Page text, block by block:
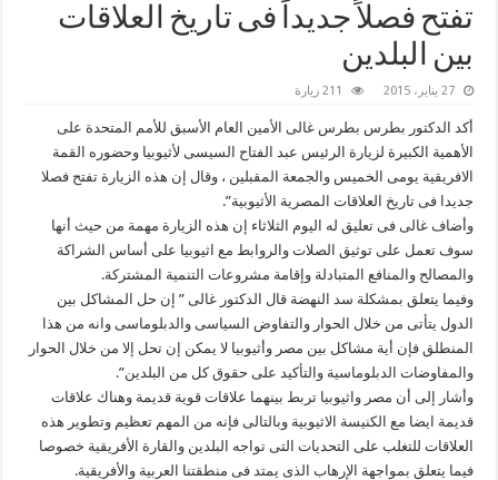
تفتح فصلاً جديداً فى تاريخ العلاقات
بين البلدين
27 يناير، 2015 211 زيارة
أكد الدكتور بطرس بطرس غالى الأمين العام الأسبق للأمم المتحدة على
الأهمية الكبيرة لزيارة الرئيس عبد الفتاح السيسى لأثيوبيا وحضوره القمة
الافريقية يومى الخميس والجمعة المقبلين ، وقال إن هذه الزيارة تفتح فصلا
جديدا فى تاريخ العلاقات المصرية الأثيوبية”.
وأضاف غالى فى تعليق له اليوم الثلاثاء إن هذه الزيارة مهمة من حيث أنها
سوف تعمل على توثيق الصلات والروابط مع اثيوبيا على أساس الشراكة
والمصالح والمنافع المتبادلة وإقامة مشروعات التنمية المشتركة.
وفيما يتعلق بمشكلة سد النهضة قال الدكتور غالى ” إن حل المشاكل بين
الدول يتأتى من خلال الحوار والتفاوض السياسى والدبلوماسى وانه من هذا
المنطلق فإن أية مشاكل بين مصر وأثيوبيا لا يمكن إن تحل إلا من خلال الحوار
والمفاوضات الدبلوماسية والتأكيد على حقوق كل من البلدين”.
وأشار إلى أن مصر واثيوبيا تربط بينهما علاقات قوية قديمة وهناك علاقات
قديمة ايضا مع الكنيسة الاثيوبية وبالتالى فإنه من المهم تعظيم وتطوير هذه
العلاقات للتغلب على التحديات التى تواجه البلدين والقارة الأفريقية خصوصا
فيما يتعلق بمواجهة الإرهاب الذى يمتد فى منطقتنا العربية والأفريقية.